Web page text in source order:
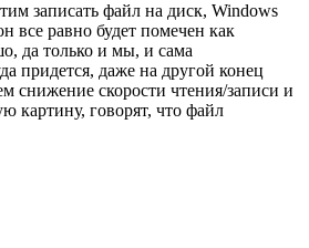
записать файл на диск, Windows
все равно будет помечен как
да только и мы, и сама
придется, даже на другой конец
снижение скорости чтения/записи и
картину, говорят, что файл